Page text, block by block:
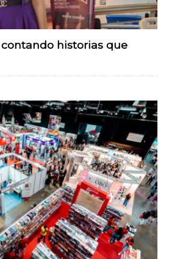
historias que